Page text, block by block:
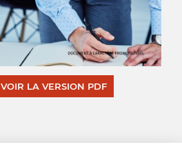
VOIR LA VERSION PDF